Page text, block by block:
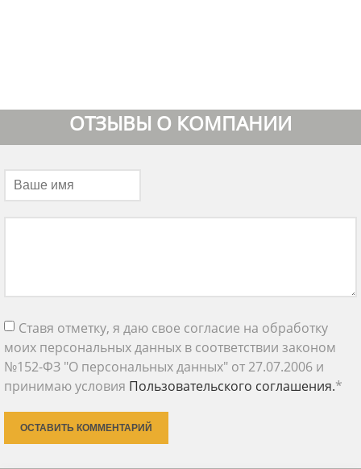
ОТЗЫВЫ О КОМПАНИИ
Ставя отметку, я даю свое согласие на обработку
моих персональных данных в соответствии законом
№152-ФЗ "О персональных данных" от 27.07.2006 и
принимаю условия Пользовательского соглашения.*
ОСТАВИТЬ КОММЕНТАРИЙ